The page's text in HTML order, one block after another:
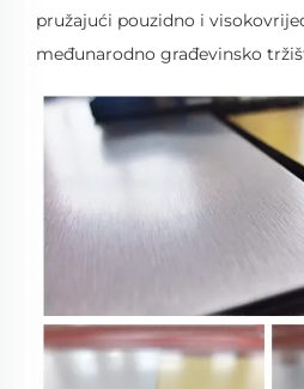
pružajući pouzidno i
međunarodno građevinsko